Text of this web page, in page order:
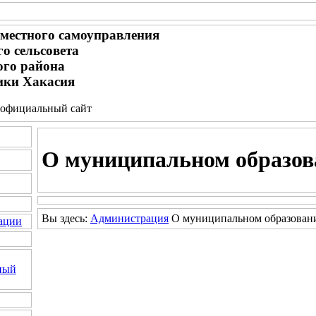
самоуправления
сельсовета
района
Хакасия
сайт
О муниципальном
Вы здесь: Администрация О муниципальном